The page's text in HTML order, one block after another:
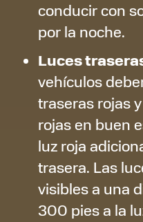
conducir con
por la noche.
Luces
vehículos
traseras rojas
rojas en buen
luz roja
trasera. Las
visibles a una
300 pies a la